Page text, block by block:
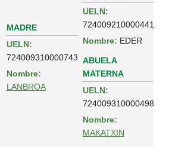
MADRE
UELN:
724009310000743
Nombre:
LANBROA
UELN:
724009210000441
Nombre: EDER
ABUELA
MATERNA
UELN:
724009310000498
Nombre:
MAKATXIN